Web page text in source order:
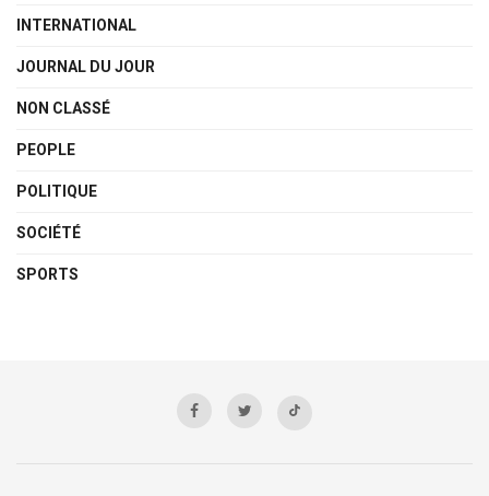
INTERNATIONAL
JOURNAL DU JOUR
NON CLASSÉ
PEOPLE
POLITIQUE
SOCIÉTÉ
SPORTS